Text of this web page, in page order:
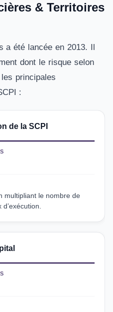
& Territoires
a été lancée en 2013. Il
dont le risque selon
principales
:
de la SCPI
multipliant le nombre de